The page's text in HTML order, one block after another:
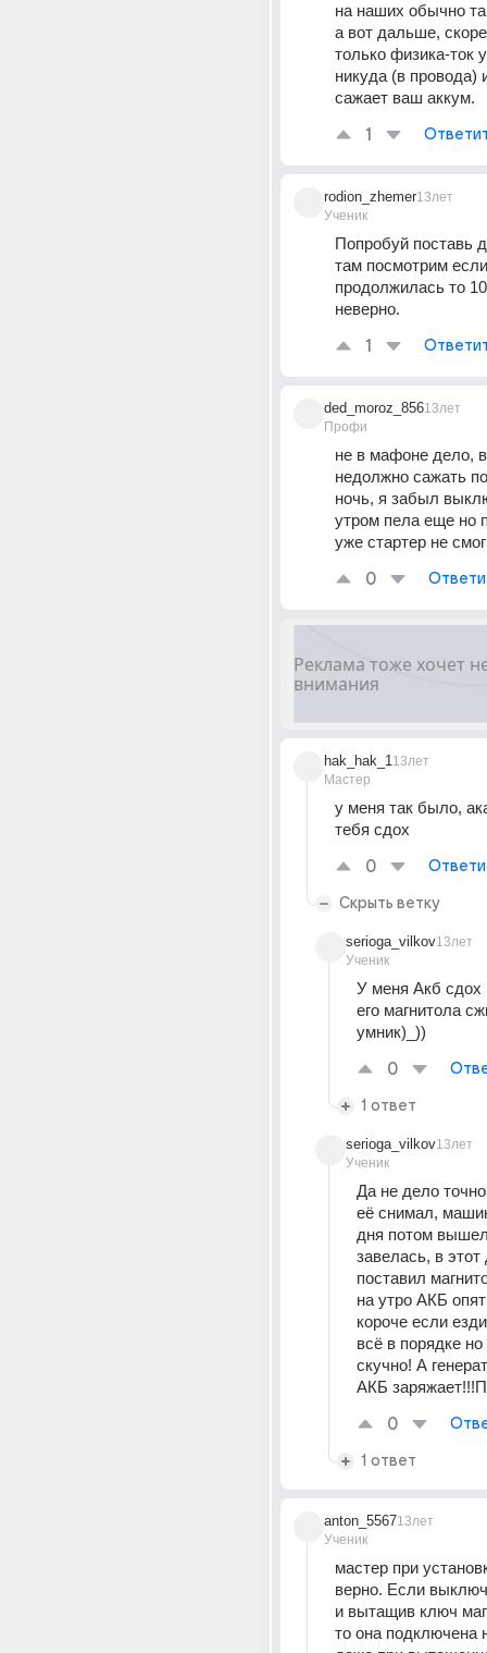
на наших обычно
а вот дальше,
только физика-ток
никуда (в провода)
сажает ваш аккум.
1
rodion_zhemer
Ученик
13лет
Попробуй поставь
там посмотрим
продолжилась то
неверно.
1
ded_moroz_856
Профи
13лет
не в мафоне дело,
недолжно сажать
ночь, я забыл
утром пела еще но
уже стартер не смог
0
hak_hak_1
Мастер
13лет
у меня так было,
тебя сдох
0
Скрыть ветку
serioga_vilkov
Ученик
13лет
У меня Акб сдох
его магнитола
умник)_))
0
1 ответ
serioga_vilkov
Ученик
13лет
Да не дело
её снимал,
дня потом
завелась, в этот
поставил
на утро АКБ
короче если
всё в порядке
скучно! А
АКБ
0
1 ответ
anton_5567
Ученик
13лет
мастер при
верно. Если
и вытащив ключ
то она подключена